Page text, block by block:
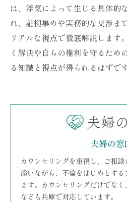
は、浮気によって生じる具体的
れ、証拠集めや実務的な交渉ま
リアルな視点で徹底解説します
く解決や自らの権利を守るため
る知識と視点が得られるはずです
夫婦の窓
カウンセリングを重視し、ご相談
添いながら、不倫をはじめとする
ます。カウンセリングだけでな
なども兵庫で対応しています。